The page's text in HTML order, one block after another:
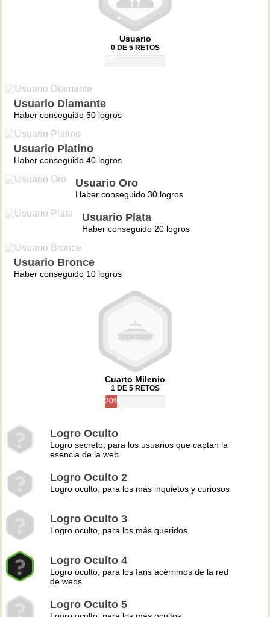
Usuario
0 DE 5 RETOS
Usuario Diamante
Haber conseguido 50 logros
Usuario Platino
Haber conseguido 40 logros
Usuario Oro
Haber conseguido 30 logros
Usuario Plata
Haber conseguido 20 logros
Usuario Bronce
Haber conseguido 10 logros
Cuarto Milenio
1 DE 5 RETOS
20%
Logro Oculto
Logro secreto, para los usuarios que captan la
esencia de la web
Logro Oculto 2
Logro oculto, para los más inquietos y curiosos
Logro Oculto 3
Logro oculto, para los más queridos
Logro Oculto 4
Logro oculto, para los fans acérrimos de la red
de webs
Logro Oculto 5